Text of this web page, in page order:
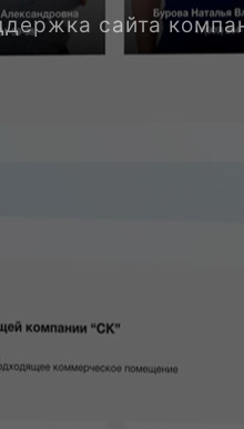
сайта